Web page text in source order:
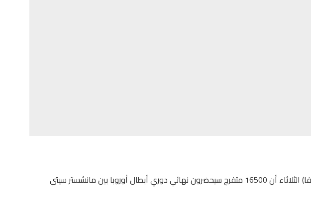
أعلن الاتحاد الأوروبي لكرة القدم (ويفا) الثلاثاء أن 16500 متفرج سيحضرون نهائي دوري أبطال أوروبا بين مانشستر سيتي